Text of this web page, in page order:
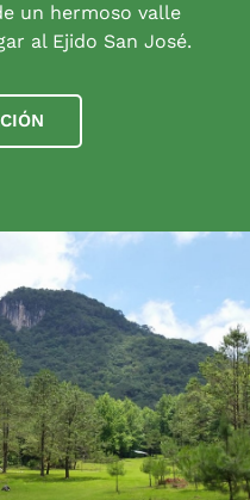
un hermoso valle
al Ejido San José.